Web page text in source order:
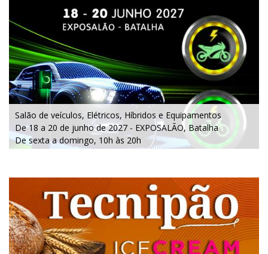
Salão de veículos, Elétricos, Híbridos e Equipamentos
De 18 a 20 de junho de 2027 - EXPOSALÃO, Batalha
De sexta a domingo, 10h às 20h